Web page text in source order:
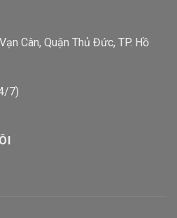
Cân, Quận Thủ Đức, TP. Hồ
7)